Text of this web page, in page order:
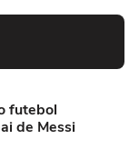
futebol
de Messi